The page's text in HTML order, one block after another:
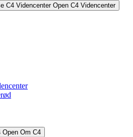
C4 Videncenter Open C4 Videncenter
Open Om C4